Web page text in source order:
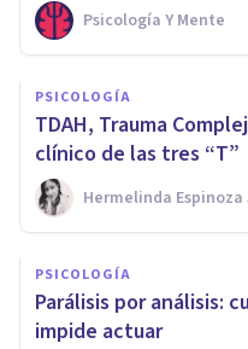
Psicología Y Mente
PSICOLOGÍA
TDAH, Trauma
clínico de las tres “T”
Hermelinda Espinoza
PSICOLOGÍA
Parálisis por análisis:
impide actuar